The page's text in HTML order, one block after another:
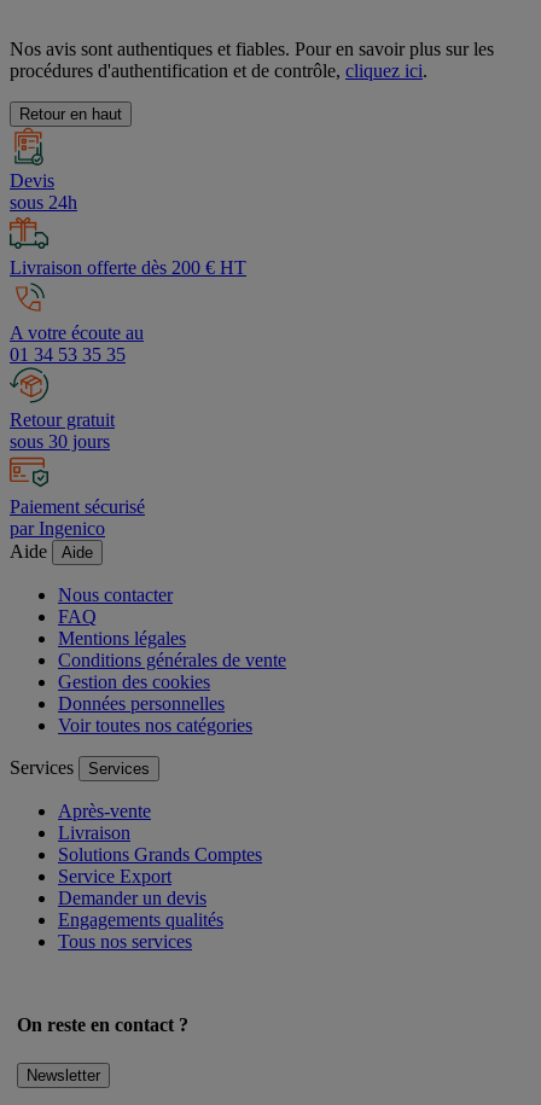
Nos avis sont authentiques et fiables. Pour en savoir plus sur les
procédures d'authentification et de contrôle, cliquez ici.
Retour en haut
Devis
sous 24h
Livraison offerte dès 200 € HT
A votre écoute au
01 34 53 35 35
Retour gratuit
sous 30 jours
Paiement sécurisé
par Ingenico
Aide
Aide
Nous contacter
FAQ
Mentions légales
Conditions générales de vente
Gestion des cookies
Données personnelles
Voir toutes nos catégories
Services Services
Après-vente
Livraison
Solutions Grands Comptes
Service Export
Demander un devis
Engagements qualités
Tous nos services
On reste en contact ?
Newsletter